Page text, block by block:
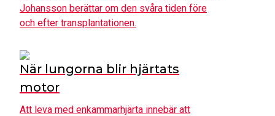
Johansson berättar om den svåra tiden före
och efter transplantationen.
När lungorna blir hjärtats
motor
Att leva med enkammarhjärta innebär att